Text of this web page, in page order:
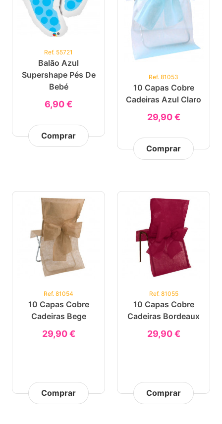
Ref. 55721
Balão Azul
Supershape Pés De
Bebé
6,90 €
Comprar
Ref. 81053
10 Capas Cobre
Cadeiras Azul Claro
29,90 €
Comprar
Ref. 81054
10 Capas Cobre
Cadeiras Bege
29,90 €
Comprar
Ref. 81055
10 Capas Cobre
Cadeiras Bordeaux
29,90 €
Comprar